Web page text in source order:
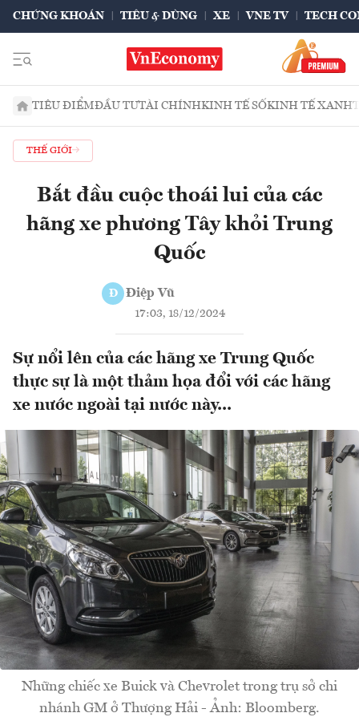
CHỨNG KHOÁN TIÊU & DÙNG XE VNE TV TECH
TIÊU ĐIỂMĐẦU TƯTÀI CHÍNHKINH TẾ SỐKINH TẾ XANH
THẾ GIỚI
Bắt đầu cuộc thoái lui của các
hãng xe phương Tây khỏi Trung
Quốc
Đ Điệp Vũ
17:03, 18/12/2024
Sự nổi lên của các hãng xe Trung Quốc
thực sự là một thảm họa đổi với các hãng
xe nước ngoài tại nước này...
Những chiếc xe Buick và Chevrolet trong trụ sở chi
nhánh GM ở Thượng Hải - Ảnh: Bloomberg.